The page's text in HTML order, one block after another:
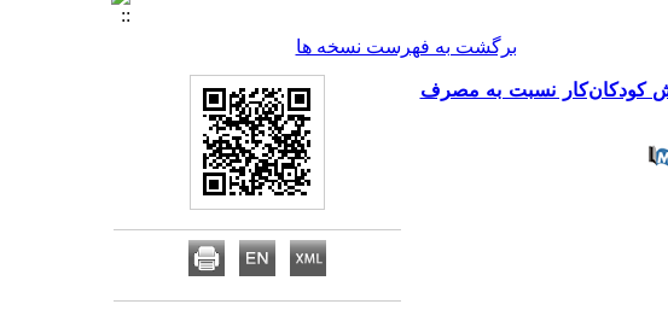
برگشت به فهرست نسخه ها
کودکان‌کار نسبت به مصرف